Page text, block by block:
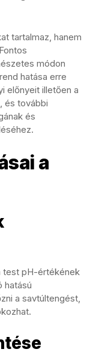
tartalmaz, hanem
módon
hatása erre
előnyeit illetően a
és további
és
a
test pH-értékének
hatású
a savtúltengést,